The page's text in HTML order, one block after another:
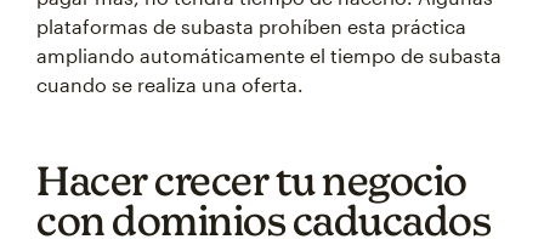
plataformas de subasta prohíben esta práctica
ampliando automáticamente el tiempo de subasta
cuando se realiza una oferta.
Hacer crecer tu negocio
con dominios caducados